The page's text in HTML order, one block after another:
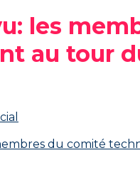
les
au tour